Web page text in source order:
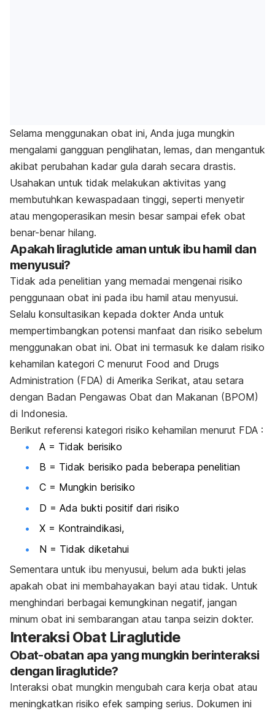
Selama menggunakan obat ini, Anda juga mungkin
mengalami gangguan penglihatan, lemas, dan mengantuk
akibat perubahan kadar gula darah secara drastis.
Usahakan untuk tidak melakukan aktivitas yang
membutuhkan kewaspadaan tinggi, seperti menyetir
atau mengoperasikan mesin besar sampai efek obat
benar-benar hilang.
Apakah liraglutide aman untuk ibu hamil dan
menyusui?
Tidak ada penelitian yang memadai mengenai risiko
penggunaan obat ini pada ibu hamil atau menyusui.
Selalu konsultasikan kepada dokter Anda untuk
mempertimbangkan potensi manfaat dan risiko sebelum
menggunakan obat ini. Obat ini termasuk ke dalam risiko
kehamilan kategori C menurut Food and Drugs
Administration (FDA) di Amerika Serikat, atau setara
dengan Badan Pengawas Obat dan Makanan (BPOM)
di Indonesia.
Berikut referensi kategori risiko kehamilan menurut FDA :
A = Tidak berisiko
B = Tidak berisiko pada beberapa penelitian
C = Mungkin berisiko
D = Ada bukti positif dari risiko
X = Kontraindikasi,
N = Tidak diketahui
Sementara untuk ibu menyusui, belum ada bukti jelas
apakah obat ini membahayakan bayi atau tidak. Untuk
menghindari berbagai kemungkinan negatif, jangan
minum obat ini sembarangan atau tanpa seizin dokter.
Interaksi Obat Liraglutide
Obat-obatan apa yang mungkin berinteraksi
dengan liraglutide?
Interaksi obat mungkin mengubah cara kerja obat atau
meningkatkan risiko efek samping serius. Dokumen ini